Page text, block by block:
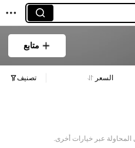
متابع
السعر تصنيف
المحاولة عبر خيارات أخرى.